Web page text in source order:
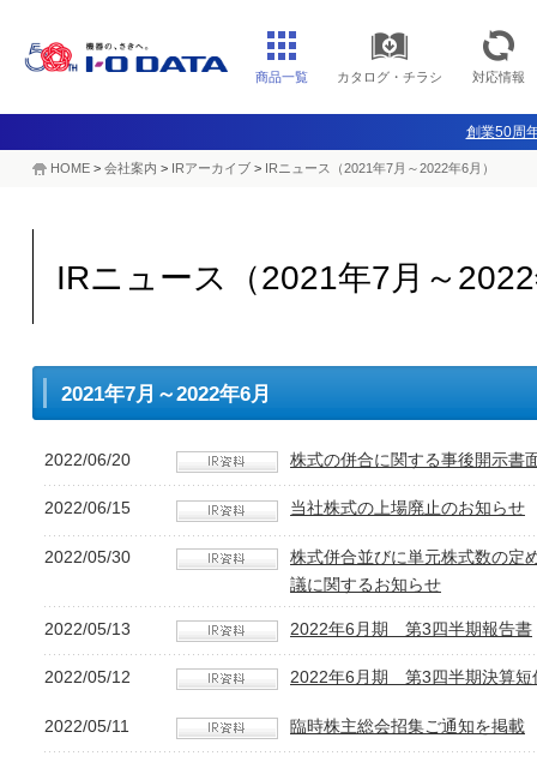
商品一覧 カタログ・チラシ 対応情報
創業50周
HOME > 会社案内 > IRアーカイブ > IRニュース（2021年7月～2022年6月）
IRニュース（2021年7月～
2021年7月～2022年6月
2022/06/20 株式の併合に関する事後開示書
2022/06/15 当社株式の上場廃止のお知らせ
2022/05/30
株式併合並びに単元株式数の定
議に関するお知らせ
2022/05/13 2022年6月期 第3四半期報告書
2022/05/12 2022年6月期 第3四半期決算短
2022/05/11 臨時株主総会招集ご通知を掲載